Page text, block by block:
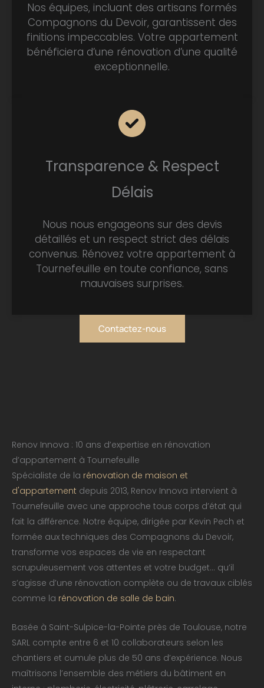
Nos équipes, incluant des artisans formés
Compagnons du Devoir, garantissent des
finitions impeccables. Votre appartement
bénéficiera d’une rénovation d’une qualité
exceptionnelle.
Transparence & Respect
Délais
Nous nous engageons sur des devis
détaillés et un respect strict des délais
convenus. Rénovez votre appartement à
Tournefeuille en toute confiance, sans
mauvaises surprises.
Contactez-nous
Renov Innova : 10 ans d’expertise en rénovation
d’appartement à Tournefeuille
Spécialiste de la rénovation de maison et
d'appartement depuis 2013, Renov Innova intervient à
Tournefeuille avec une approche tous corps d’état qui
fait la différence. Notre équipe, dirigée par Kevin Pech et
formée aux techniques des Compagnons du Devoir,
transforme vos espaces de vie en respectant
scrupuleusement vos attentes et votre budget… qu’il
s’agisse d’une rénovation complète ou de travaux ciblés
comme la rénovation de salle de bain.
Basée à Saint-Sulpice-la-Pointe près de Toulouse, notre
SARL compte entre 6 et 10 collaborateurs selon les
chantiers et cumule plus de 50 ans d’expérience. Nous
maîtrisons l’ensemble des métiers du bâtiment en